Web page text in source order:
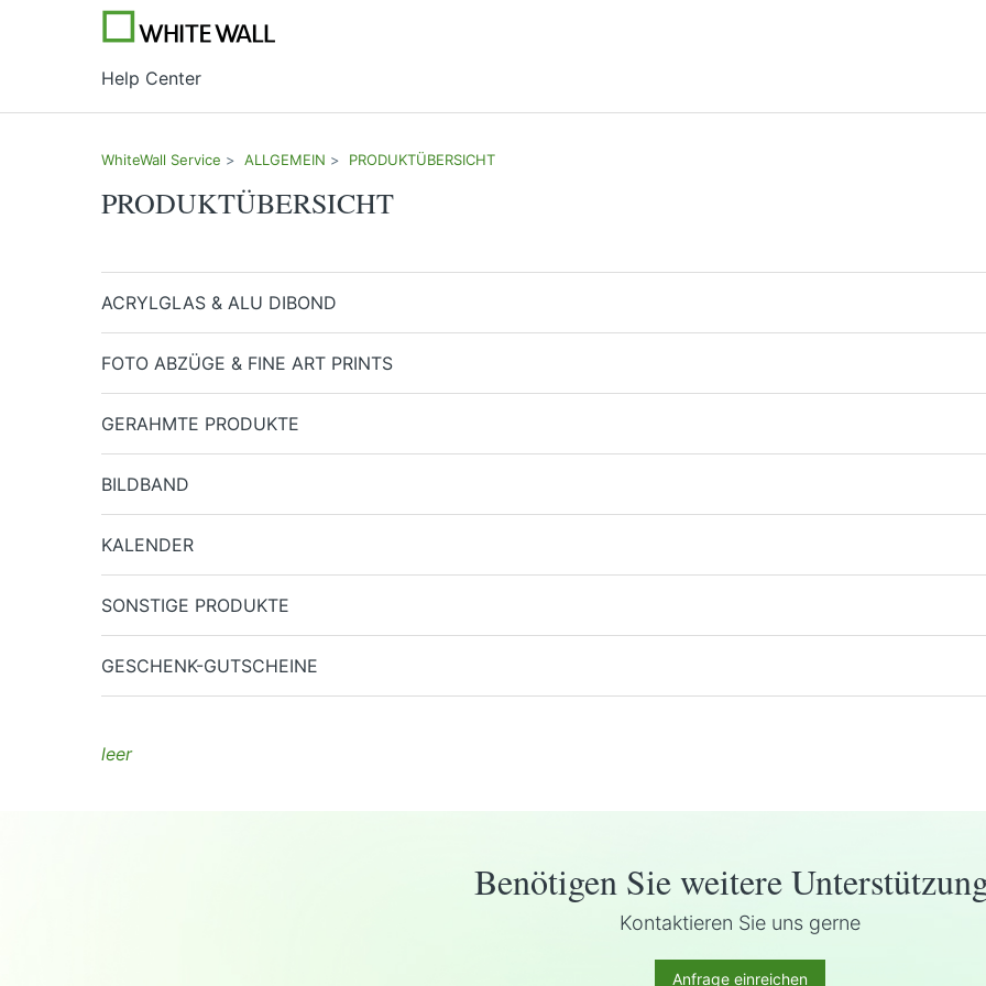
Help Center
WhiteWall Service ALLGEMEIN PRODUKTÜBERSICHT
PRODUKTÜBERSICHT
ACRYLGLAS & ALU DIBOND
FOTO ABZÜGE & FINE ART PRINTS
GERAHMTE PRODUKTE
BILDBAND
KALENDER
SONSTIGE PRODUKTE
GESCHENK-GUTSCHEINE
leer
Benötigen Sie weitere
Kontaktieren Sie uns gerne
Anfrage einreichen